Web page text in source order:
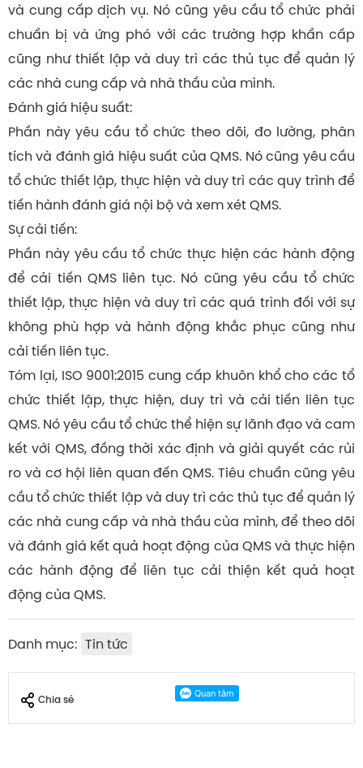
và cung cấp dịch vụ. Nó cũng yêu cầu tổ chức phải
chuẩn bị và ứng phó với các trường hợp khẩn cấp
cũng như thiết lập và duy trì các thủ tục để quản lý
các nhà cung cấp và nhà thầu của mình.
Đánh giá hiệu suất:
Phần này yêu cầu tổ chức theo dõi, đo lường, phân
tích và đánh giá hiệu suất của QMS. Nó cũng yêu cầu
tổ chức thiết lập, thực hiện và duy trì các quy trình để
tiến hành đánh giá nội bộ và xem xét QMS.
Sự cải tiến:
Phần này yêu cầu tổ chức thực hiện các hành động
để cải tiến QMS liên tục. Nó cũng yêu cầu tổ chức
thiết lập, thực hiện và duy trì các quá trình đối với sự
không phù hợp và hành động khắc phục cũng như
cải tiến liên tục.
Tóm lại, ISO 9001:2015 cung cấp khuôn khổ cho các tổ
chức thiết lập, thực hiện, duy trì và cải tiến liên tục
QMS. Nó yêu cầu tổ chức thể hiện sự lãnh đạo và cam
kết với QMS, đồng thời xác định và giải quyết các rủi
ro và cơ hội liên quan đến QMS. Tiêu chuẩn cũng yêu
cầu tổ chức thiết lập và duy trì các thủ tục để quản lý
các nhà cung cấp và nhà thầu của mình, để theo dõi
và đánh giá kết quả hoạt động của QMS và thực hiện
các hành động để liên tục cải thiện kết quả hoạt
động của QMS.
Danh mục: Tin tức
Chia sẻ